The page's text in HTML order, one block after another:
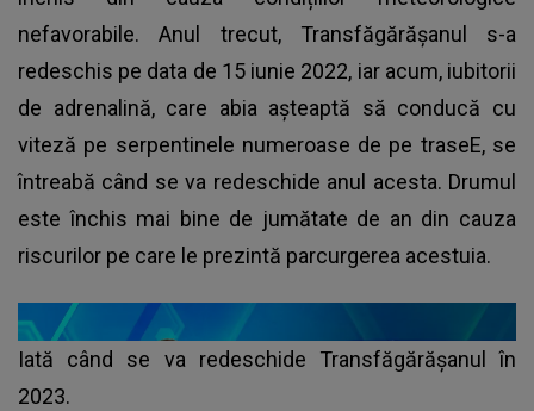
nefavorabile. Anul trecut, Transfăgărășanul s-a
redeschis pe data de 15 iunie 2022, iar acum, iubitorii
de adrenalină, care abia așteaptă să conducă cu
viteză pe serpentinele numeroase de pe traseE, se
întreabă când se va redeschide anul acesta. Drumul
este închis mai bine de jumătate de an din cauza
riscurilor pe care le prezintă parcurgerea acestuia.
Iată când se va redeschide Transfăgărășanul în
2023.